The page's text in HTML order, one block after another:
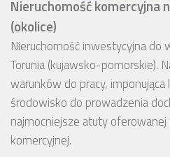
Nieruchomość komercyjna
(okolice)
Nieruchomość inwestycyjna do
Torunia (kujawsko-pomorskie).
warunków do pracy, imponująca
środowisko do prowadzenia
najmocniejsze atuty
komercyjnej.